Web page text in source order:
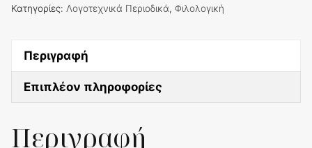
ποσότητα
Κατηγορίες: Λογοτεχνικά Περιοδικά, Φιλολογική
Περιγραφή
Επιπλέον πληροφορίες
Περιγραφή